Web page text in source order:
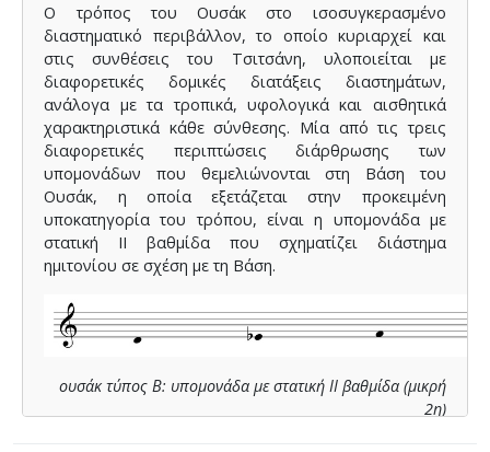
Ο τρόπος του Ουσάκ στο ισοσυγκερασμένο
διαστηματικό περιβάλλον, το οποίο κυριαρχεί και
στις συνθέσεις του Τσιτσάνη, υλοποιείται με
διαφορετικές δομικές διατάξεις διαστημάτων,
ανάλογα με τα τροπικά, υφολογικά και αισθητικά
χαρακτηριστικά κάθε σύνθεσης. Μία από τις τρεις
διαφορετικές περιπτώσεις διάρθρωσης των
υπομονάδων που θεμελιώνονται στη Βάση του
Ουσάκ, η οποία εξετάζεται στην προκειμένη
υποκατηγορία του τρόπου, είναι η υπομονάδα με
στατική ΙΙ βαθμίδα που σχηματίζει διάστημα
ημιτονίου σε σχέση με τη Βάση.
ουσάκ τύπος Β: υπομονάδα με στατική ΙΙ βαθμίδα (μικρή
2η)